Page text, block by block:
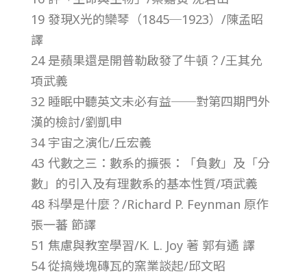
第
1
卷
第
8
期
–
19 發現X光的欒琴（1845─1923）/陳孟昭
譯
24 是蘋果還是開普勒啟發了牛頓？/王其允
項武義
32 睡眠中聽英文未必有益──對第四期門外
漢的檢討/劉凱申
34 宇宙之演化/丘宏義
43 代數之三：數系的擴張：「負數」及「分
數」的引入及有理數系的基本性質/項武義
48 科學是什麼？/Richard P. Feynman 原作
張一蕃 節譯
51 焦慮與教室學習/K. L. Joy 著 郭有遹 譯
54 從搞幾塊磚瓦的窯業談起/邱文昭